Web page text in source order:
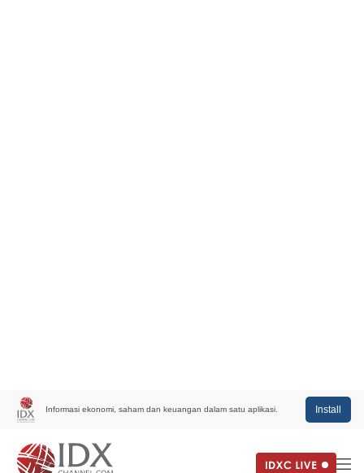
Informasi ekonomi, saham dan keuangan dalam satu aplikasi. Install